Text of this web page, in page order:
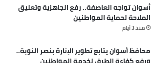
أسوان تواجه العاصفة.. رفع الجاهزية وتعليق
الملاحة لحماية المواطنين
منذ 3 أيام
محافظ أسوان يتابع تطوير الإنارة بنصر النوبة..